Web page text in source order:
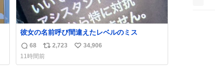
彼女の名前呼び間違えたレベルのミス
返
信
68
リ
ポ
2,723
い
34,906
11時間前